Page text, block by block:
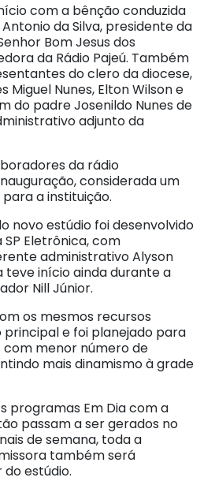
com a bênção conduzida
da Silva, presidente da
Bom Jesus dos
da Rádio Pajeú. Também
do clero da diocese,
Miguel Nunes, Elton Wilson e
do padre Josenildo Nunes de
adjunto da
da rádio
considerada um
a instituição.
novo estúdio foi desenvolvido
Eletrônica, com
administrativo Alyson
teve início ainda durante a
Nill Júnior.
os mesmos recursos
principal e foi planejado para
menor número de
mais dinamismo à grade
programas Em Dia com a
passam a ser gerados no
de semana, toda a
também será
estúdio.